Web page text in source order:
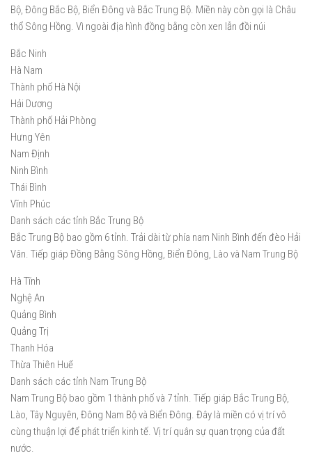
Bộ, Đông Bắc Bộ, Biển Đông và Bắc Trung Bộ. Miền này còn gọi là Châu
thổ Sông Hồng. Vì ngoài địa hình đồng bằng còn xen lẫn đồi núi
Bắc Ninh
Hà Nam
Thành phố Hà Nội
Hải Dương
Thành phố Hải Phòng
Hưng Yên
Nam Định
Ninh Bình
Thái Bình
Vĩnh Phúc
Danh sách các tỉnh Bắc Trung Bộ
Bắc Trung Bộ bao gồm 6 tỉnh. Trải dài từ phía nam Ninh Bình đến đèo Hải
Vân. Tiếp giáp Đồng Bằng Sông Hồng, Biển Đông, Lào và Nam Trung Bộ
Hà Tĩnh
Nghệ An
Quảng Bình
Quảng Trị
Thanh Hóa
Thừa Thiên Huế
Danh sách các tỉnh Nam Trung Bộ
Nam Trung Bộ bao gồm 1 thành phố và 7 tỉnh. Tiếp giáp Bắc Trung Bộ,
Lào, Tây Nguyên, Đông Nam Bộ và Biển Đông. Đây là miền có vị trí vô
cùng thuận lợi để phát triển kinh tế. Vị trí quân sự quan trọng của đất
nước.